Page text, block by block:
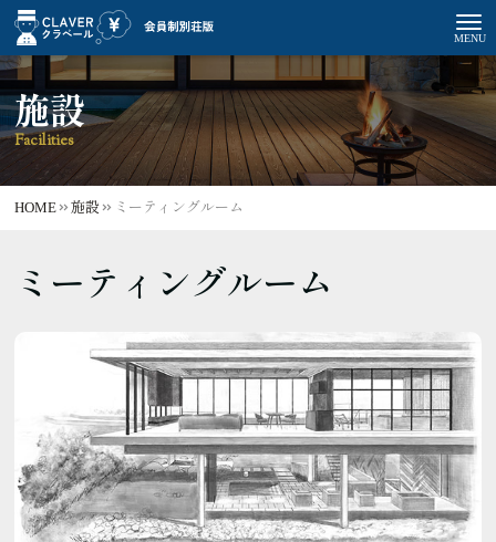
施設
Facilities
HOME 施設 ミーティングルーム
ミーティングルーム